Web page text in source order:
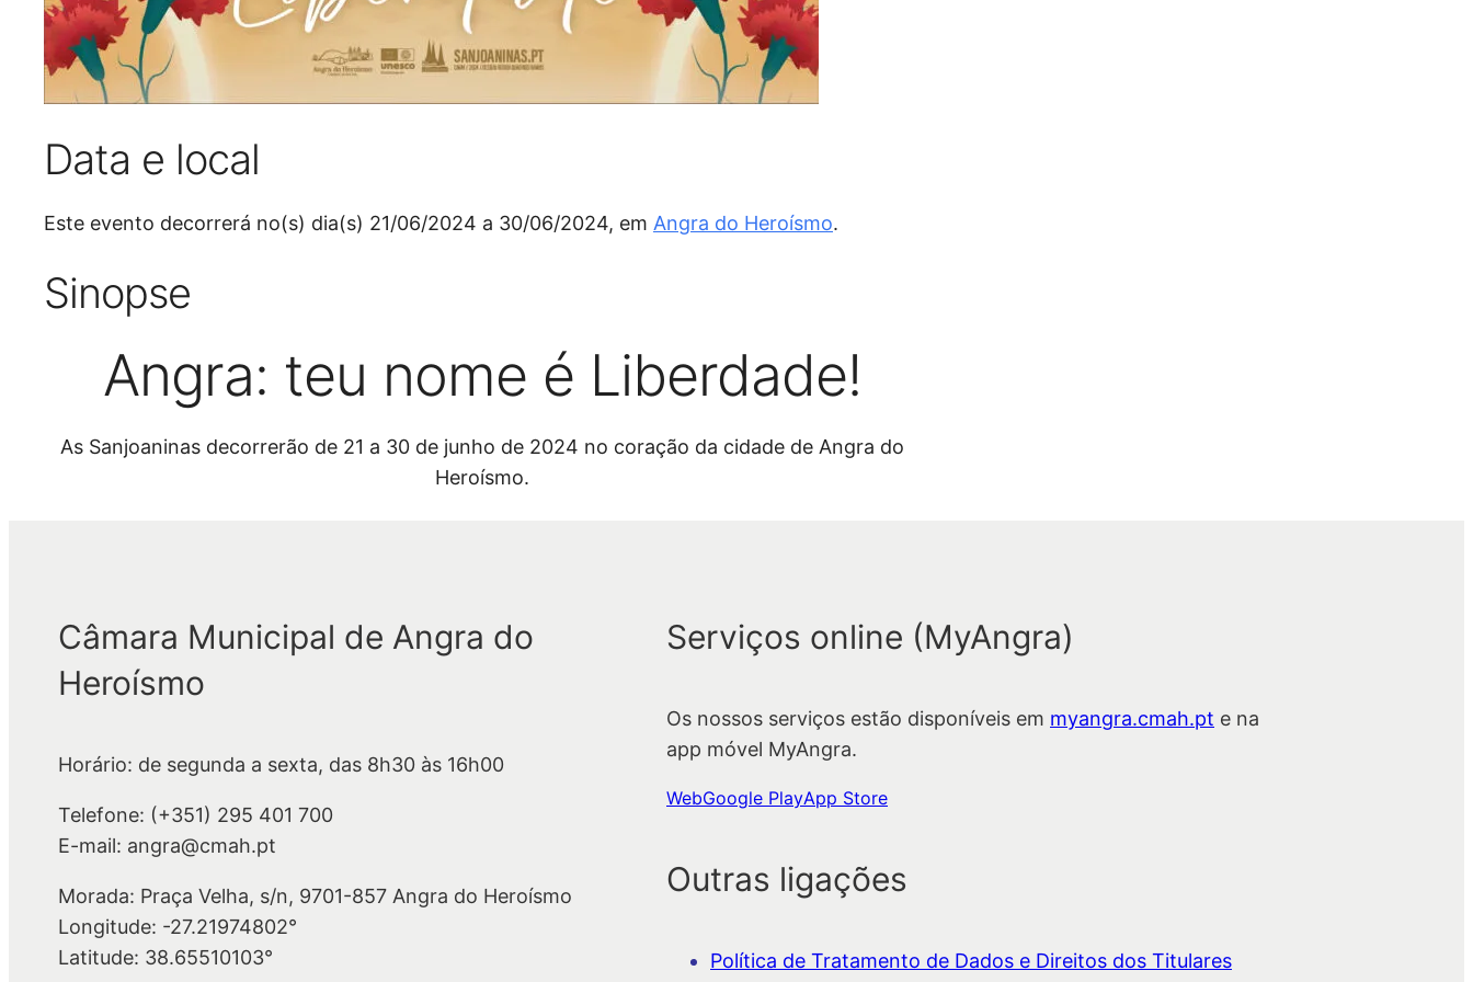
Data e local
Este evento decorrerá no(s) dia(s) 21/06/2024 a 30/06/2024, em Angra do Heroísmo.
Sinopse
Angra: teu nome é Liberdade!
As Sanjoaninas decorrerão de 21 a 30 de junho de 2024 no coração da cidade de Angra do
Heroísmo.
Câmara Municipal de Angra do
Heroísmo
Horário: de segunda a sexta, das 8h30 às 16h00
Telefone: (+351) 295 401 700
E-mail: angra@cmah.pt
Morada: Praça Velha, s/n, 9701-857 Angra do Heroísmo
Longitude: -27.21974802°
Latitude: 38.65510103°
Serviços online (MyAngra)
Os nossos serviços estão disponíveis em myangra.cmah.pt e na
app móvel MyAngra.
WebGoogle PlayApp Store
Outras ligações
Política de Tratamento de Dados e Direitos dos Titulares